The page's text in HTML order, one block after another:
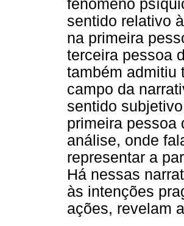
fenômeno
sentido relativo
na primeira
terceira pessoa
também admitiu
campo da
sentido
primeira pessoa
análise, onde
representar a
Há nessas
às intenções
ações, revelam